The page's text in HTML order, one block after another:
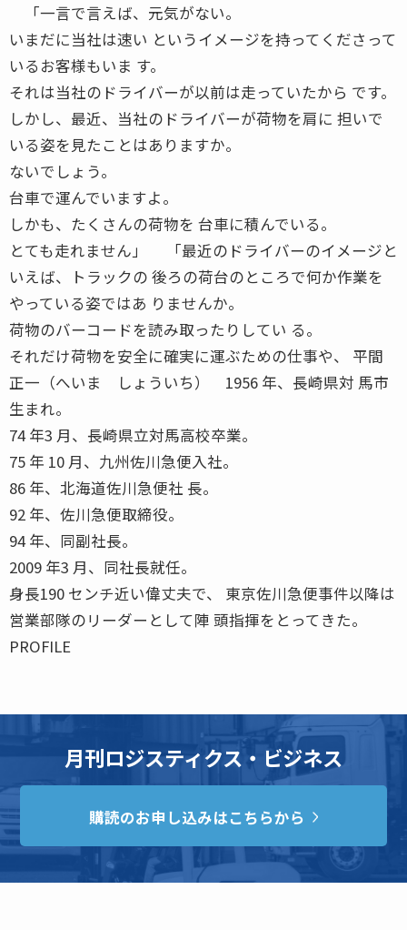
「一言で言えば、元気がない。
いまだに当社は速い というイメージを持ってくださって
いるお客様もいま す。
それは当社のドライバーが以前は走っていたから です。
しかし、最近、当社のドライバーが荷物を肩に 担いで
いる姿を見たことはありますか。
ないでしょう。
台車で運んでいますよ。
しかも、たくさんの荷物を 台車に積んでいる。
とても走れません」 「最近のドライバーのイメージと
いえば、トラックの 後ろの荷台のところで何か作業を
やっている姿ではあ りませんか。
荷物のバーコードを読み取ったりしてい る。
それだけ荷物を安全に確実に運ぶための仕事や、 平間
正一（へいま しょういち） 1956 年、長崎県対 馬市
生まれ。
74 年3 月、長崎県立対馬高校卒業。
75 年 10 月、九州佐川急便入社。
86 年、北海道佐川急便社 長。
92 年、佐川急便取締役。
94 年、同副社長。
2009 年3 月、同社長就任。
身長190 センチ近い偉丈夫で、 東京佐川急便事件以降は
営業部隊のリーダーとして陣 頭指揮をとってきた。
PROFILE
月刊ロジスティクス・ビジネス
購読のお申し込みはこちらから